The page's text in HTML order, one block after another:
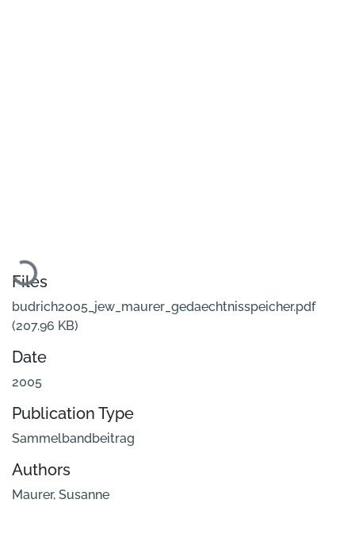
Loading...
Files
budrich2005_jew_maurer_gedaechtnisspeicher.pdf
(207.96 KB)
Date
2005
Publication Type
Sammelbandbeitrag
Authors
Maurer, Susanne